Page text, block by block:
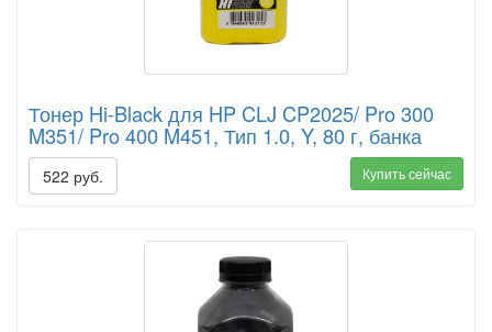
Тонер Hi-Black для HP CLJ CP2025/ Pro 300
M351/ Pro 400 M451, Тип 1.0, Y, 80 г, банка
522 руб. Купить сейчас